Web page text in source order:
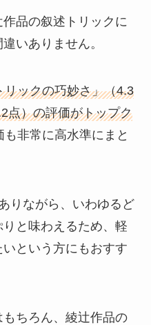
品の叙述トリックに
いありません。
リックの巧妙さ」（4.3
点）の評価がトップク
非常に高水準にまと
りながら、いわゆるど
と味わえるため、軽
という方にもおすす
ちろん、綾辻作品の